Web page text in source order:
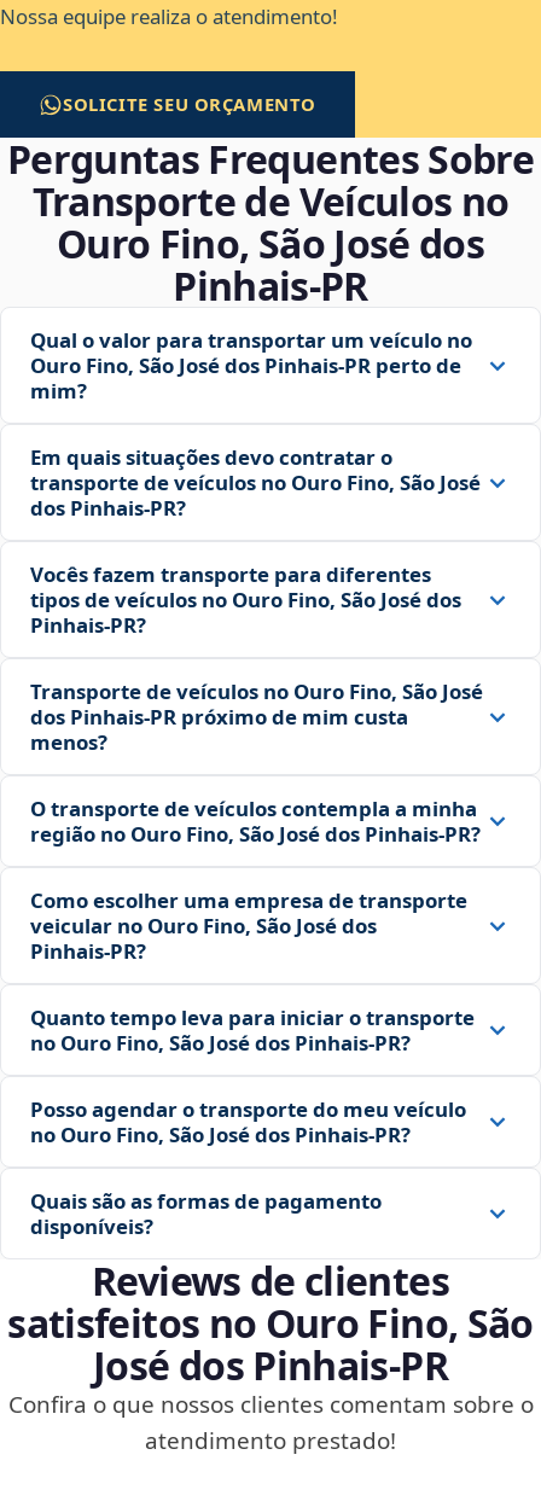
Nossa equipe realiza o atendimento!
SOLICITE SEU ORÇAMENTO
Perguntas Frequentes Sobre
Transporte de Veículos no
Ouro Fino, São José dos
Pinhais‑PR
Qual o valor para transportar um veículo no
Ouro Fino, São José dos Pinhais‑PR perto de
mim?
Em quais situações devo contratar o
transporte de veículos no Ouro Fino, São José
dos Pinhais‑PR?
Vocês fazem transporte para diferentes
tipos de veículos no Ouro Fino, São José dos
Pinhais‑PR?
Transporte de veículos no Ouro Fino, São José
dos Pinhais‑PR próximo de mim custa
menos?
O transporte de veículos contempla a minha
região no Ouro Fino, São José dos Pinhais‑PR?
Como escolher uma empresa de transporte
veicular no Ouro Fino, São José dos
Pinhais‑PR?
Quanto tempo leva para iniciar o transporte
no Ouro Fino, São José dos Pinhais‑PR?
Posso agendar o transporte do meu veículo
no Ouro Fino, São José dos Pinhais‑PR?
Quais são as formas de pagamento
disponíveis?
Reviews de clientes
satisfeitos no Ouro Fino, São
José dos Pinhais‑PR
Confira o que nossos clientes comentam sobre o
atendimento prestado!